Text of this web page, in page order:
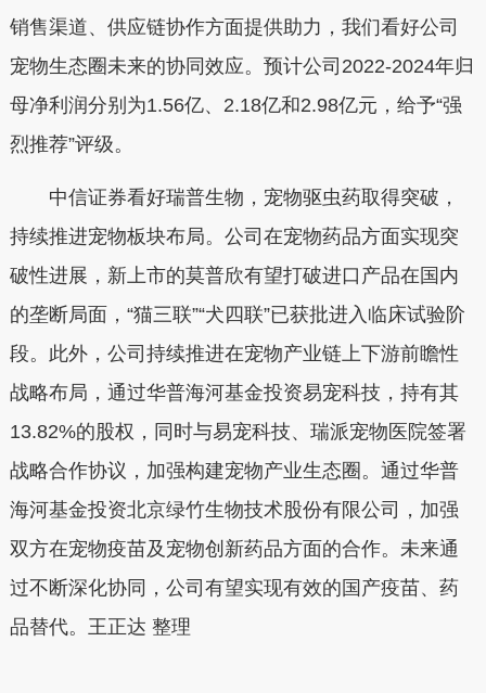
销售渠道、供应链协作方面提供助力，我们看好公司
宠物生态圈未来的协同效应。预计公司2022-2024年归
母净利润分别为1.56亿、2.18亿和2.98亿元，给予“强
烈推荐”评级。
中信证券看好瑞普生物，宠物驱虫药取得突破，
持续推进宠物板块布局。公司在宠物药品方面实现突
破性进展，新上市的莫普欣有望打破进口产品在国内
的垄断局面，“猫三联”“犬四联”已获批进入临床试验阶
段。此外，公司持续推进在宠物产业链上下游前瞻性
战略布局，通过华普海河基金投资易宠科技，持有其
13.82%的股权，同时与易宠科技、瑞派宠物医院签署
战略合作协议，加强构建宠物产业生态圈。通过华普
海河基金投资北京绿竹生物技术股份有限公司，加强
双方在宠物疫苗及宠物创新药品方面的合作。未来通
过不断深化协同，公司有望实现有效的国产疫苗、药
品替代。王正达 整理